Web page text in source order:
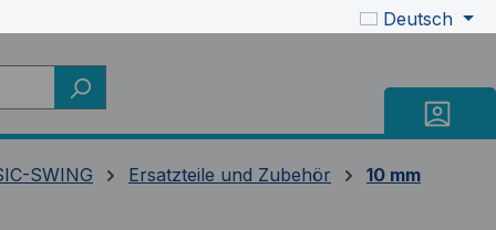
Deutsch
SWING Ersatzteile und Zubehör 10 mm